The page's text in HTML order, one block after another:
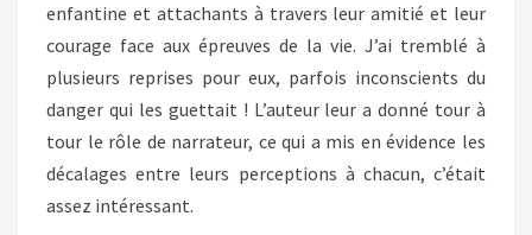
enfantine et attachants à travers leur amitié et leur
courage face aux épreuves de la vie. J’ai tremblé à
plusieurs reprises pour eux, parfois inconscients du
danger qui les guettait ! L’auteur leur a donné tour à
tour le rôle de narrateur, ce qui a mis en évidence les
décalages entre leurs perceptions à chacun, c’était
assez intéressant.